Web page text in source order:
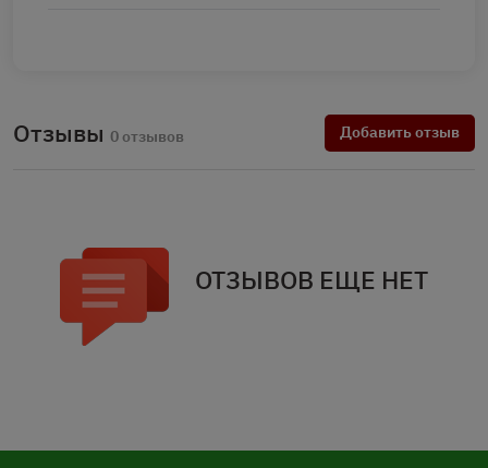
Отзывы 0 отзывов Добавить отзыв
ОТЗЫВОВ ЕЩЕ НЕТ